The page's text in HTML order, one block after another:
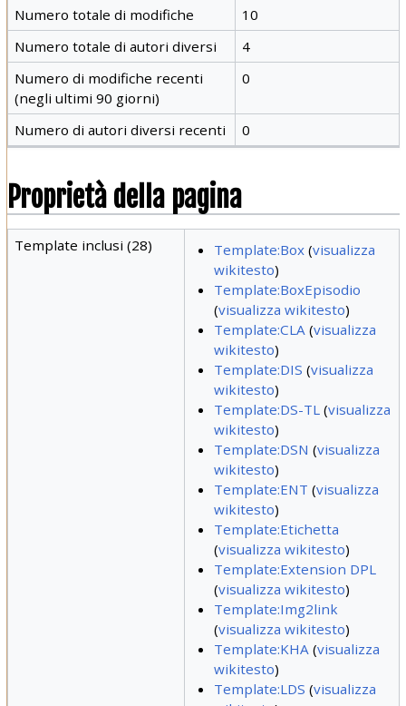
Numero totale di modifiche
10
Numero totale di autori diversi
4
Numero di modifiche recenti
(negli ultimi 90 giorni)
0
Numero di autori diversi recenti 0
Proprietà della pagina
Template inclusi (28) Template:Box(visualizza
wikitesto)
Template:BoxEpisodio
(visualizza wikitesto)
Template:CLA(visualizza
wikitesto)
Template:DIS (visualizza
wikitesto)
Template:DS-TL(visualizza
wikitesto)
Template:DSN (visualizza
wikitesto)
Template:ENT (visualizza
wikitesto)
Template:Etichetta
(visualizza wikitesto)
Template:Extension DPL
(visualizza wikitesto)
Template:Img2link
(visualizza wikitesto)
Template:KHA(visualizza
wikitesto)
Template:LDS (visualizza